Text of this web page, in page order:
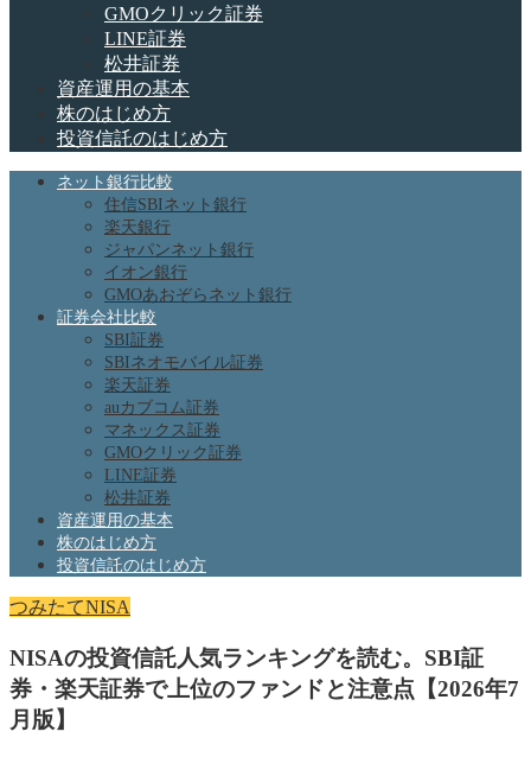
GMOクリック証券
LINE証券
松井証券
資産運用の基本
株のはじめ方
投資信託のはじめ方
ネット銀行比較
住信SBIネット銀行
楽天銀行
ジャパンネット銀行
イオン銀行
GMOあおぞらネット銀行
証券会社比較
SBI証券
SBIネオモバイル証券
楽天証券
auカブコム証券
マネックス証券
GMOクリック証券
LINE証券
松井証券
資産運用の基本
株のはじめ方
投資信託のはじめ方
つみたてNISA
NISAの投資信託人気ランキングを読む。SBI証
券・楽天証券で上位のファンドと注意点【2026年7
月版】